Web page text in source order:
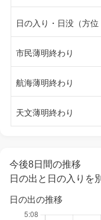
日の入り・日没（方位
市民薄明終わり
航海薄明終わり
天文薄明終わり
今後8日間の推移
日の出と日の入りを
日の出の推移